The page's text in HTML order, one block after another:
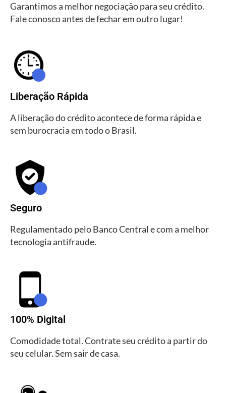
Garantimos a melhor negociação para seu crédito.
Fale conosco antes de fechar em outro lugar!
Liberação Rápida
A liberação do crédito acontece de forma rápida e
sem burocracia em todo o Brasil.
Seguro
Regulamentado pelo Banco Central e com a melhor
tecnologia antifraude.
100% Digital
Comodidade total. Contrate seu crédito a partir do
seu celular. Sem sair de casa.